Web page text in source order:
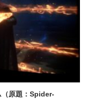
（原題：Spider-